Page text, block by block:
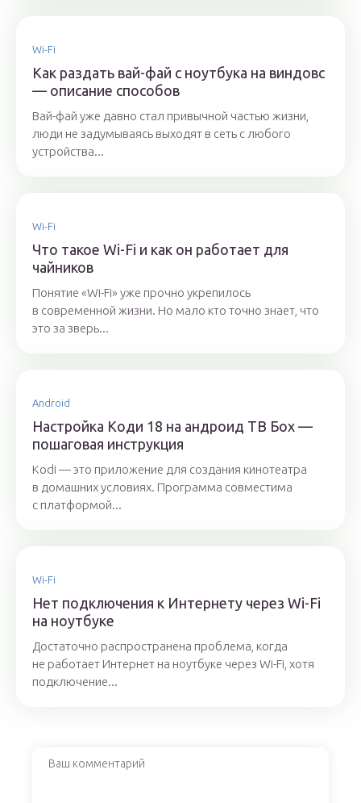
Wi-Fi
Как раздать вай-фай с ноутбука на виндовс
— описание способов
Вай-фай уже давно стал привычной частью жизни,
люди не задумываясь выходят в сеть с любого
устройства...
Wi-Fi
Что такое Wi-Fi и как он работает для
чайников
Понятие «Wi-Fi» уже прочно укрепилось
в современной жизни. Ho мало кто точно знает, что
это за зверь...
Android
Настройка Коди 18 на андроид ТВ Бох —
пошаговая инструкция
Kodi — это приложение для создания кинотеатра
в домашних условиях. Программа совместима
с платформой...
Wi-Fi
Нет подключения к Интернету через Wi-Fi
на ноутбуке
Достаточно распространена проблема, когда
не работает Интернет на ноутбуке через Wi-Fi, хотя
подключение...